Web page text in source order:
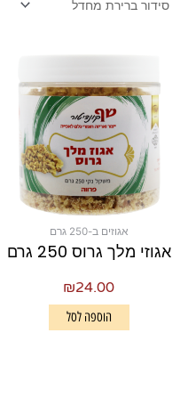
אגוזים ב-250 גרם
אגוזי מלך גרוס 250 גרם
₪24.00
הוספה לסל